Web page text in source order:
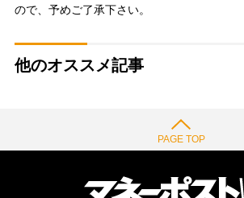
ので、予めご了承下さい。
他のオススメ記事
PAGE TOP